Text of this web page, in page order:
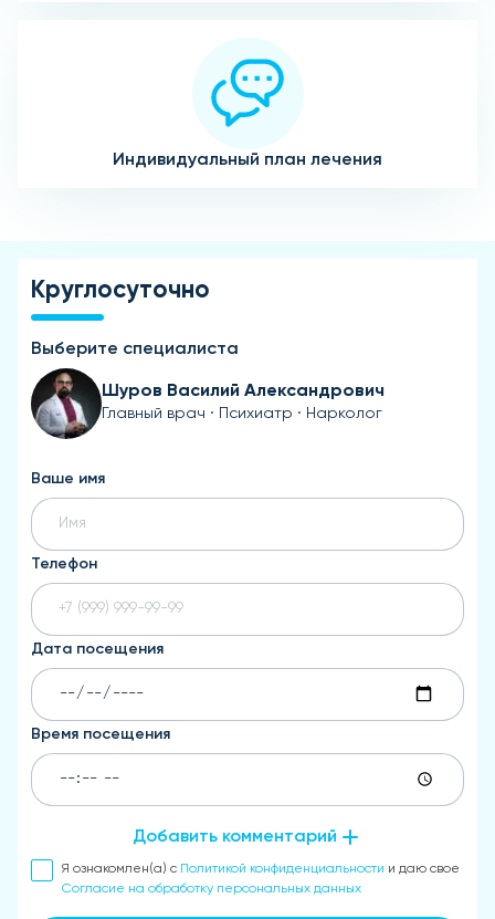
Индивидуальный план лечения
Круглосуточно
Выберите специалиста
Шуров Василий Александрович
Главный врач · Психиатр · Нарколог
Ваше имя
Телефон
Дата посещения
Время посещения
Добавить комментарий
Я ознакомлен(а) с Политикой конфиденциальности и даю свое
Согласие на обработку персональных данных